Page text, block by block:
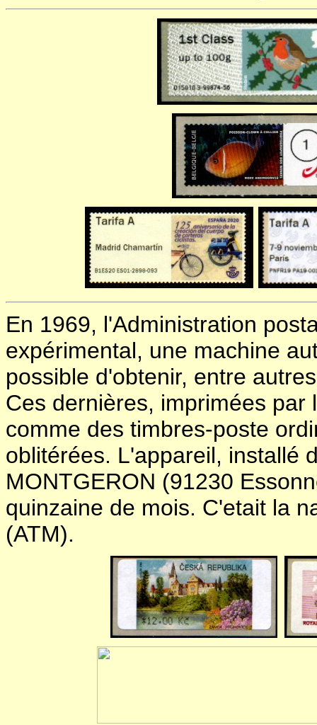
En 1969, l'Administration
expérimental, une machine
possible d'obtenir, entre
Ces dernières, imprimées
comme des timbres-poste
oblitérées. L'appareil, installé
MONTGERON (91230
quinzaine de mois. C'etait la
(ATM).